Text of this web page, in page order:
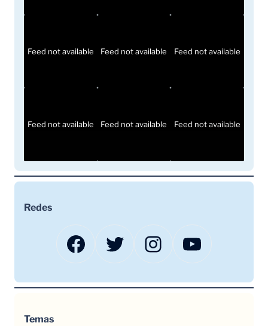
Feed not available Feed not available Feed not available
Feed not available Feed not available Feed not available
Redes
Facebook Twitter Instagram YouTube
Temas